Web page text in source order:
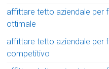
affittare tetto aziendale per
ottimale
affittare tetto aziendale per
competitivo